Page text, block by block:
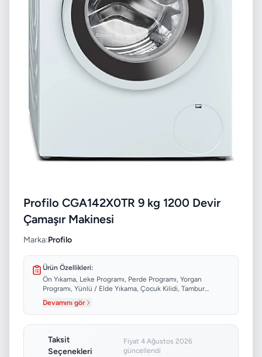
Profilo CGA142X0TR 9 kg 1200 Devir
Çamaşır Makinesi
Marka:Profilo
Ürün Özellikleri:
Ön Yıkama, Leke Programı, Perde Programı, Yorgan
Programı, Yünlü / Elde Yıkama, Çocuk Kilidi, Tambur
Temizleme, Kullanım Türü...
Devamını gör
Taksit
Seçenekleri
Fiyat 4 Ağustos 2026
güncellendi